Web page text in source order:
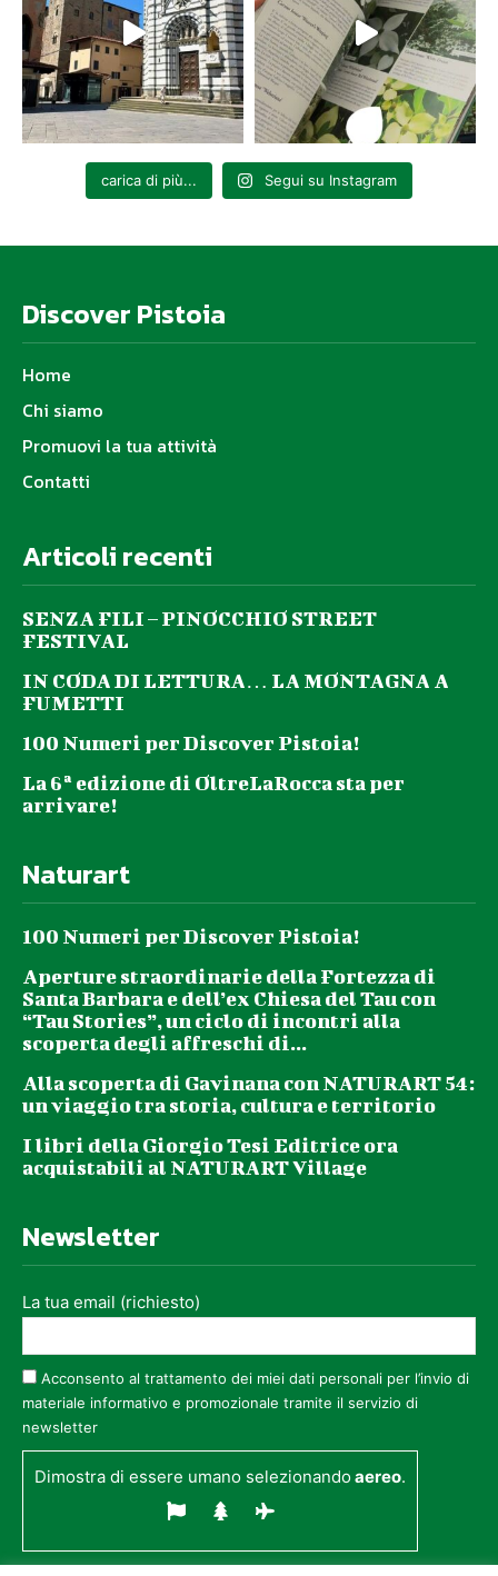
carica di più... Segui su Instagram
Discover Pistoia
Home
Chi siamo
Promuovi la tua attività
Contatti
Articoli recenti
SENZA FILI – PINOCCHIO STREET
FESTIVAL
IN CODA DI LETTURA… LA MONTAGNA A
FUMETTI
100 Numeri per Discover Pistoia!
La 6ª edizione di OltreLaRocca sta per
arrivare!
Naturart
100 Numeri per Discover Pistoia!
Aperture straordinarie della Fortezza di
Santa Barbara e dell’ex Chiesa del Tau con
“Tau Stories”, un ciclo di incontri alla
scoperta degli affreschi di...
Alla scoperta di Gavinana con NATURART 54:
un viaggio tra storia, cultura e territorio
I libri della Giorgio Tesi Editrice ora
acquistabili al NATURART Village
Newsletter
La tua email (richiesto)
Acconsento al trattamento dei miei dati personali per l’invio di
materiale informativo e promozionale tramite il servizio di
newsletter
Dimostra di essere umano selezionandoaereo.